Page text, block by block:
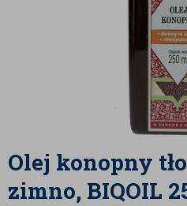
Olej konopny
zimno, BIQOIL